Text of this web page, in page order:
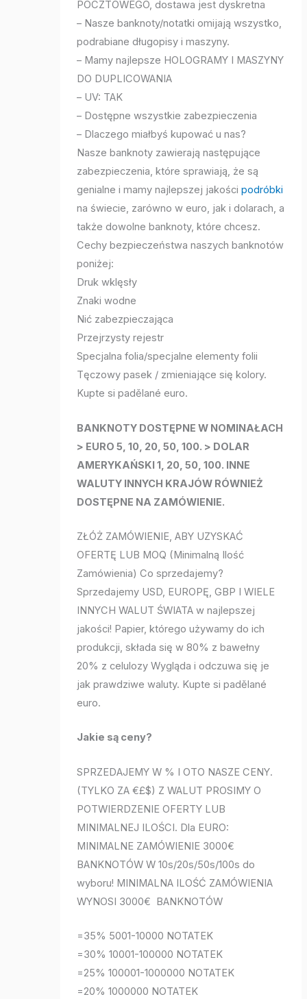
POCZTOWEGO, dostawa jest dyskretna
– Nasze banknoty/notatki omijają wszystko,
podrabiane długopisy i maszyny.
– Mamy najlepsze HOLOGRAMY I MASZYNY
DO DUPLICOWANIA
– UV: TAK
– Dostępne wszystkie zabezpieczenia
– Dlaczego miałbyś kupować u nas?
Nasze banknoty zawierają następujące
zabezpieczenia, które sprawiają, że są
genialne i mamy najlepszej jakościpodróbki
na świecie, zarówno w euro, jak i dolarach, a
także dowolne banknoty, które chcesz.
Cechy bezpieczeństwa naszych banknotów
poniżej:
Druk wklęsły
Znaki wodne
Nić zabezpieczająca
Przejrzysty rejestr
Specjalna folia/specjalne elementy folii
Tęczowy pasek / zmieniające się kolory.
Kupte si padělané euro.
BANKNOTY DOSTĘPNE W NOMINAŁACH
> EURO 5, 10, 20, 50, 100. > DOLAR
AMERYKAŃSKI 1, 20, 50, 100. INNE
WALUTY INNYCH KRAJÓW RÓWNIEŻ
DOSTĘPNE NA ZAMÓWIENIE.
ZŁÓŻ ZAMÓWIENIE, ABY UZYSKAĆ
OFERTĘ LUB MOQ (Minimalną Ilość
Zamówienia) Co sprzedajemy?
Sprzedajemy USD, EUROPĘ, GBP I WIELE
INNYCH WALUT ŚWIATA w najlepszej
jakości! Papier, którego używamy do ich
produkcji, składa się w 80% z bawełny
20% z celulozy Wygląda i odczuwa się je
jak prawdziwe waluty. Kupte si padělané
euro.
Jakie są ceny?
SPRZEDAJEMY W % I OTO NASZE CENY.
(TYLKO ZA €£$) Z WALUT PROSIMY O
POTWIERDZENIE OFERTY LUB
MINIMALNEJ ILOŚCI. Dla EURO:
MINIMALNE ZAMÓWIENIE 3000€
BANKNOTÓW W 10s/20s/50s/100s do
wyboru! MINIMALNA ILOŚĆ ZAMÓWIENIA
WYNOSI 3000€ BANKNOTÓW
=35% 5001-10000 NOTATEK
=30% 10001-100000 NOTATEK
=25% 100001-1000000 NOTATEK
=20% 1000000 NOTATEK